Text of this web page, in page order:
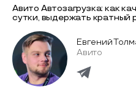
Авито Автозагрузка: как
сутки, выдержать кратный
Евгений
Авито